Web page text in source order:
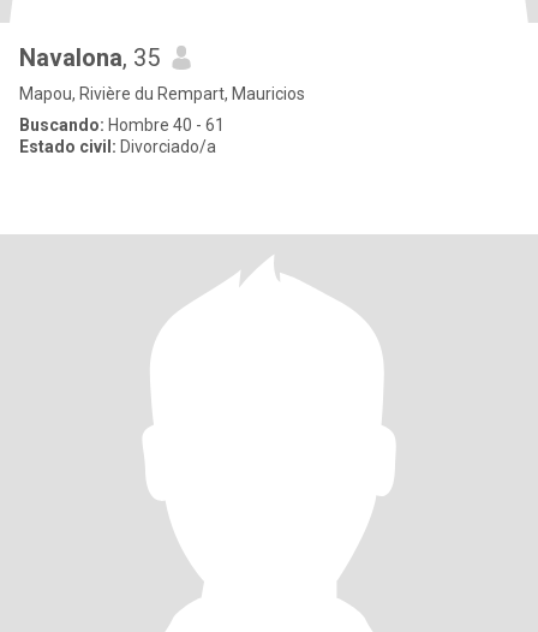
Navalona, 35
Mapou, Rivière du Rempart, Mauricios
Buscando: Hombre 40 - 61
Estado civil: Divorciado/a